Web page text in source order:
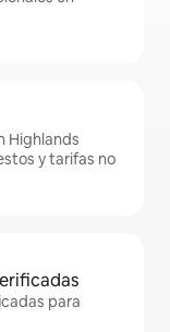
Highlands
y tarifas no
para